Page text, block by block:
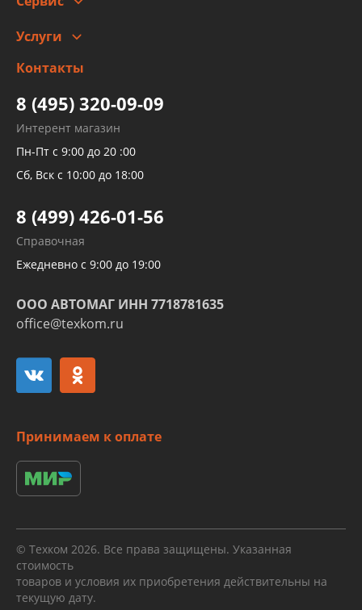
Заправка кондиционера авто
Детейлинг
Услуги
высокого давления
Тормозных трубок
Рукавов гидроусилителей
Рукавов компрессоров и турбин
Трубок кондиционеров
Развертка пайка медных стальных
алюминиевых трубок и штуцеров
Контакты
8 (495) 320-09-09
Интерент магазин
Пн-Пт с 9:00 до 20 :00
Сб, Вск с 10:00 до 18:00
8 (499) 426-01-56
Справочная
Ежедневно с 9:00 до 19:00
ООО АВТОМАГ ИНН 7718781635
office@texkom.ru
Принимаем к оплате
© Техком 2026. Все права защищены. Указанная
стоимость
товаров и условия их приобретения действительны на
текущую дату.